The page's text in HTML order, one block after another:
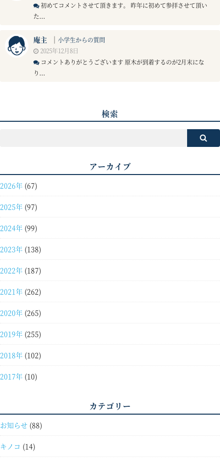
初めてコメントさせて頂きます。 昨年に初めて参拝させて頂い
た...
庵主 ｜ 小学生からの質問
2025年12月8日
コメントありがとうございます 原木が到着するのが2月末にな
り...
検索
アーカイブ
2026年 (67)
2025年 (97)
2024年 (99)
2023年 (138)
2022年 (187)
2021年 (262)
2020年 (265)
2019年 (255)
2018年 (102)
2017年 (10)
カテゴリー
お知らせ (88)
キノコ (14)